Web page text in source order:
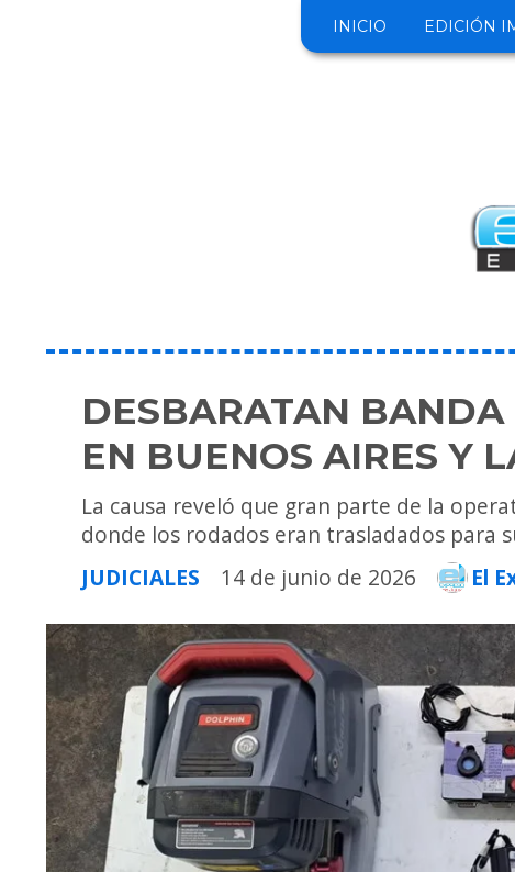
INICIO EDICIÓN
DESBARATAN
EN BUENOS AIRES Y
La causa reveló que gran parte de la
donde los rodados eran trasladados para
JUDICIALES
14 de junio de 2026 El